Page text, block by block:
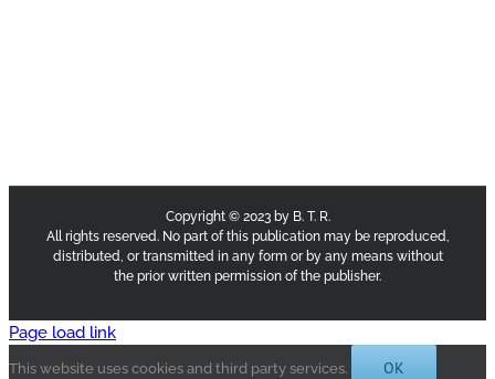
Copyright © 2023 by B. T. R.
All rights reserved. No part of this publication may be reproduced,
distributed, or transmitted in any form or by any means without
the prior written permission of the publisher.
Page load link
This website uses cookies and third party services. OK